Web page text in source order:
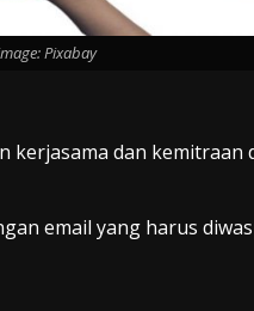
Pixabay
dan kemitraan
email yang harus